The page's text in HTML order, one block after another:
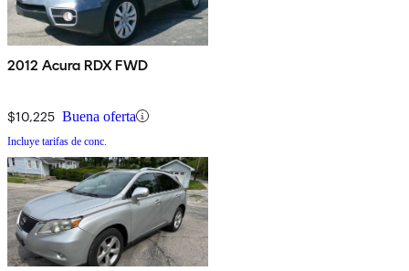
2012 Acura RDX FWD
$10,225 Buena oferta
Incluye tarifas de conc.